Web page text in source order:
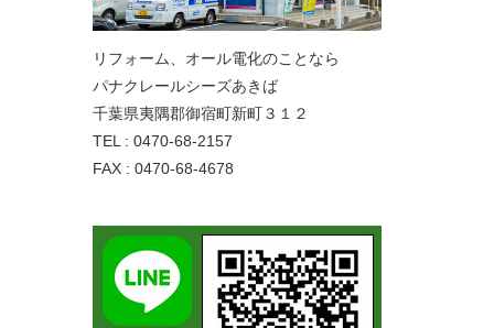
リフォーム、オール電化のことなら
パナクレールシーズあきば
千葉県夷隅郡御宿町新町３１２
TEL : 0470-68-2157
FAX : 0470-68-4678